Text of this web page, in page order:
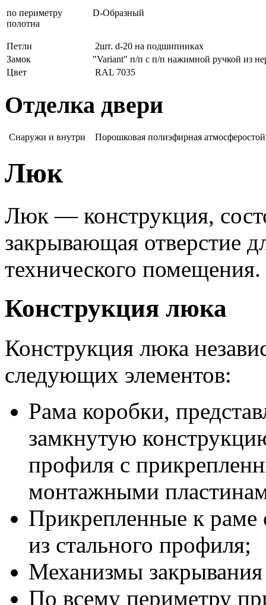
по периметру
полотна
D-Образный
Петли
2шт. d-20 на подшипниках
Замок
"Variant" п/п с п/п нажимной ручкой из
Цвет
RAL 7035
Отделка двери
Снаружи и внутри Порошковая полиэфирная
Люк
Люк — конструкция,
закрывающая отверстие
технического помещения.
Конструкция люка
Конструкция люка
следующих элементов:
Рама коробки,
замкнутую
профиля с
монтажными
Прикрепленные к
из стального профиля;
Механизмы
По всему периметру